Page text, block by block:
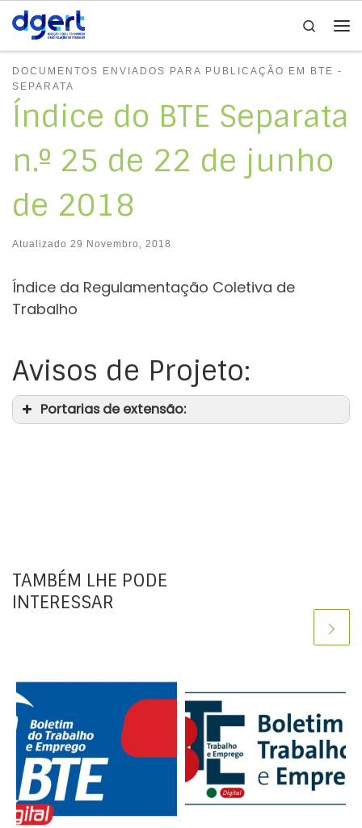
Skip to content
Search
DOCUMENTOS ENVIADOS PARA PUBLICAÇÃO EM BTE -
SEPARATA
Índice do BTE Separata
n.º 25 de 22 de junho
de 2018
Atualizado 29 Novembro, 2018
Índice da Regulamentação Coletiva de
Trabalho
Avisos de Projeto:
Portarias de extensão:
TAMBÉM LHE PODE
INTERESSAR